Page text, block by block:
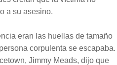
a su asesino.
eran las huellas de tamaño
corpulenta se escapaba.
Jimmy Meads, dijo que